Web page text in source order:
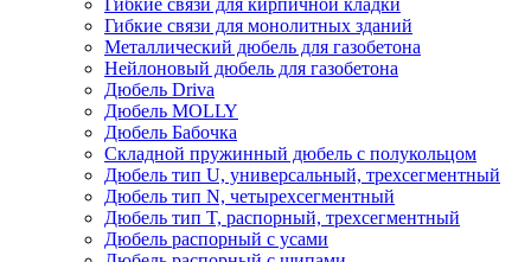
Гибкие связи для монолитных зданий
Металлический дюбель для газобетона
Нейлоновый дюбель для газобетона
Дюбель Driva
Дюбель MOLLY
Дюбель Бабочка
Складной пружинный дюбель с полукольцом
Дюбель тип U, универсальный, трехсегментный
Дюбель тип N, четырехсегментный
Дюбель тип T, распорный, трехсегментный
Дюбель распорный с усами